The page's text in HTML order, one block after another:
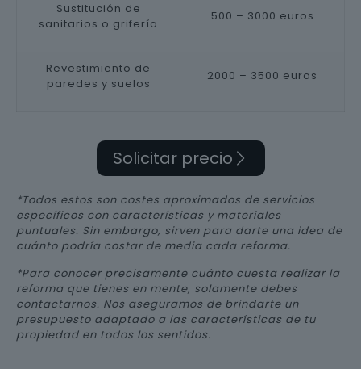
Sustitución de
sanitarios o grifería
500 – 3000 euros
Revestimiento de
paredes y suelos
2000 – 3500 euros
Solicitar precio
*Todos estos son costes aproximados de servicios
específicos con características y materiales
puntuales. Sin embargo, sirven para darte una idea de
cuánto podría costar de media cada reforma.
*Para conocer precisamente cuánto cuesta realizar la
reforma que tienes en mente, solamente debes
contactarnos. Nos aseguramos de brindarte un
presupuesto adaptado a las características de tu
propiedad en todos los sentidos.